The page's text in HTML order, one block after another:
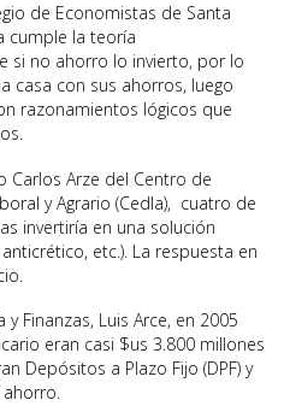
de Economistas de Santa
cumple la teoría
si no ahorro lo invierto, por lo
casa con sus ahorros, luego
razonamientos lógicos que
Carlos Arze del Centro de
y Agrario (Cedla), cuatro de
invertiría en una solución
etc.). La respuesta en
Finanzas, Luis Arce, en 2005
eran casi $us 3.800 millones
Depósitos a Plazo Fijo (DPF) y
ahorro.